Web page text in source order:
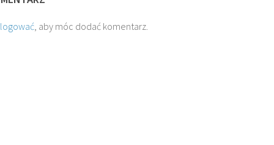
, aby móc dodać komentarz.